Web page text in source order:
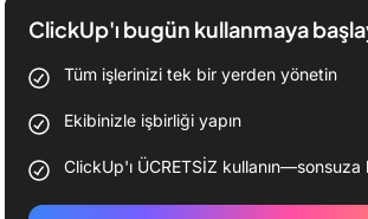
ClickUp'ı bugün kullanmaya
Tüm işlerinizi tek bir yerden yönetin
Ekibinizle işbirliği yapın
ClickUp'ı ÜCRETSİZ kullanın—sonsuza